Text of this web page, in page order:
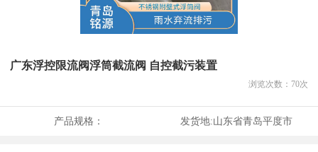
广东浮控限流阀浮筒截流阀 自控截污装置
浏览次数： 70次
产品规格： 发货地:山东省青岛平度市